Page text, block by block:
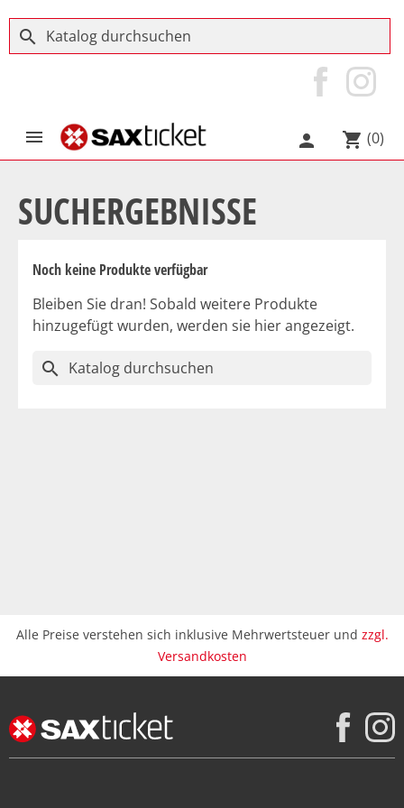
search
 shopping_cart (0)

SUCHERGEBNISSE
Noch keine Produkte verfügbar
Bleiben Sie dran! Sobald weitere Produkte
hinzugefügt wurden, werden sie hier angezeigt.
search
Alle Preise verstehen sich inklusive Mehrwertsteuer und zzgl.
Versandkosten